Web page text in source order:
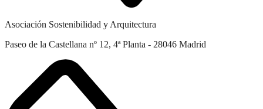
Asociación Sostenibilidad y Arquitectura
Paseo de la Castellana nº 12, 4ª Planta - 28046 Madrid